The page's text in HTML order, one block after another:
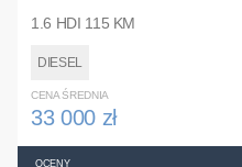
1.6 HDI 115 KM
DIESEL
CENA ŚREDNIA
33 000 zł
OCENY